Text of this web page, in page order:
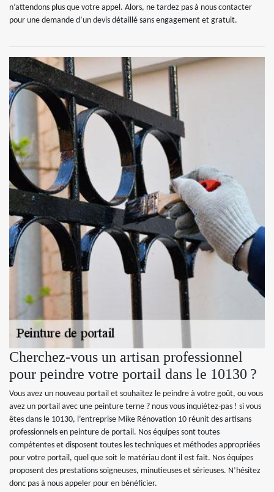
n’attendons plus que votre appel. Alors, ne tardez pas à nous contacter
pour une demande d’un devis détaillé sans engagement et gratuit.
Cherchez-vous un artisan professionnel
pour peindre votre portail dans le 10130 ?
Vous avez un nouveau portail et souhaitez le peindre à votre goût, ou vous
avez un portail avec une peinture terne ? nous vous inquiétez-pas ! si vous
êtes dans le 10130, l’entreprise Mike Rénovation 10 réunit des artisans
professionnels en peinture de portail. Nos équipes sont toutes
compétentes et disposent toutes les techniques et méthodes appropriées
pour votre portail, quel que soit le matériau dont il est fait. Nos équipes
proposent des prestations soigneuses, minutieuses et sérieuses. N’hésitez
donc pas à nous appeler pour en bénéficier.